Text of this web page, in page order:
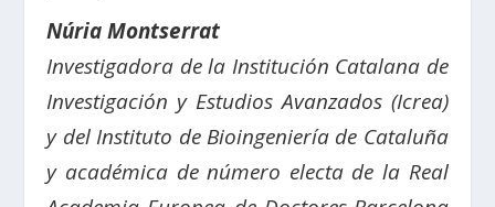
Núria Montserrat
Investigadora de la Institución Catalana de
Investigación y Estudios Avanzados (Icrea)
y del Instituto de Bioingeniería de Cataluña
y académica de número electa de la Real